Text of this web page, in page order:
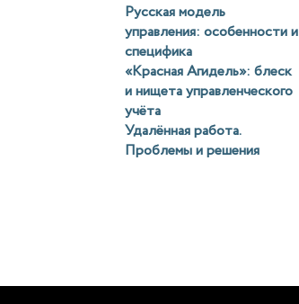
Русская модель
управления: особенности и
специфика
«Красная Агидель»: блеск
и нищета управленческого
учёта
Удалённая работа.
Проблемы и решения